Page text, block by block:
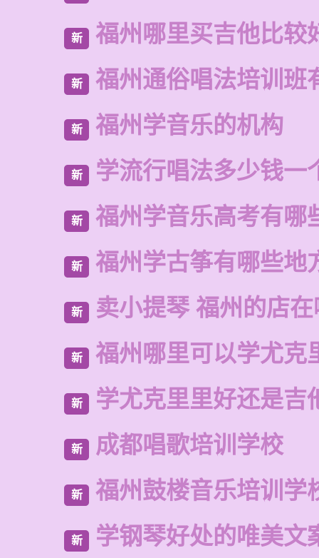
新 福州哪里买吉他比较
新 福州通俗唱法培训班
新 福州学音乐的机构
新 学流行唱法多少钱一
新 福州学音乐高考有哪
新 福州学古筝有哪些地
新 卖小提琴 福州的店
新 福州哪里可以学尤克
新 学尤克里里好还是吉
新 成都唱歌培训学校
新 福州鼓楼音乐培训学
新 学钢琴好处的唯美文